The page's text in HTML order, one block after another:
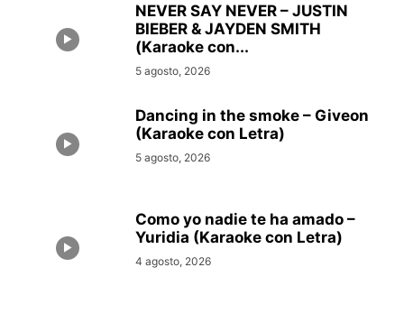
NEVER SAY NEVER – JUSTIN
BIEBER & JAYDEN SMITH
(Karaoke con...
5 agosto, 2026
Dancing in the smoke – Giveon
(Karaoke con Letra)
5 agosto, 2026
Como yo nadie te ha amado –
Yuridia (Karaoke con Letra)
4 agosto, 2026